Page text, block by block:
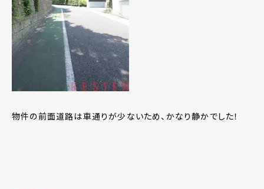
物件の前面道路は車通りが少ないため、かなり静かでした！